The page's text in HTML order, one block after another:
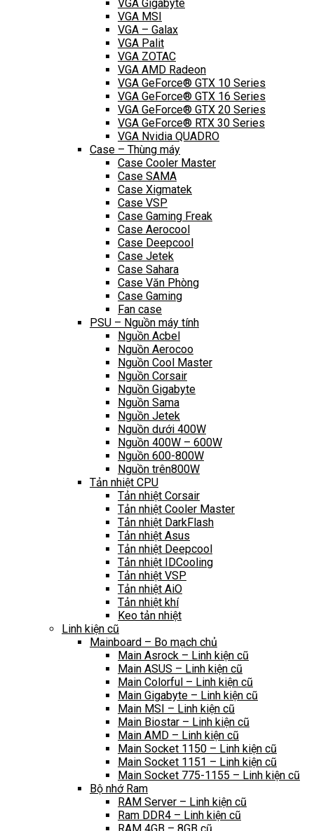
VGA Gigabyte
VGA MSI
VGA – Galax
VGA Palit
VGA ZOTAC
VGA AMD Radeon
VGA GeForce® GTX 10 Series
VGA GeForce® GTX 16 Series
VGA GeForce® GTX 20 Series
VGA GeForce® RTX 30 Series
VGA Nvidia QUADRO
Case – Thùng máy
Case Cooler Master
Case SAMA
Case Xigmatek
Case VSP
Case Gaming Freak
Case Aerocool
Case Deepcool
Case Jetek
Case Sahara
Case Văn Phòng
Case Gaming
Fan case
PSU – Nguồn máy tính
Nguồn Acbel
Nguồn Aerocoo
Nguồn Cool Master
Nguồn Corsair
Nguồn Gigabyte
Nguồn Sama
Nguồn Jetek
Nguồn dưới 400W
Nguồn 400W – 600W
Nguồn 600-800W
Nguồn trên800W
Tản nhiệt CPU
Tản nhiệt Corsair
Tản nhiệt Cooler Master
Tản nhiệt DarkFlash
Tản nhiệt Asus
Tản nhiệt Deepcool
Tản nhiệt IDCooling
Tản nhiệt VSP
Tản nhiệt AiO
Tản nhiệt khí
Keo tản nhiệt
Linh kiện cũ
Mainboard – Bo mạch chủ
Main Asrock – Linh kiện cũ
Main ASUS – Linh kiện cũ
Main Colorful – Linh kiện cũ
Main Gigabyte – Linh kiện cũ
Main MSI – Linh kiện cũ
Main Biostar – Linh kiện cũ
Main AMD – Linh kiện cũ
Main Socket 1150 – Linh kiện cũ
Main Socket 1151 – Linh kiện cũ
Main Socket 775-1155 – Linh kiện cũ
Bộ nhớ Ram
RAM Server – Linh kiện cũ
Ram DDR4 – Linh kiện cũ